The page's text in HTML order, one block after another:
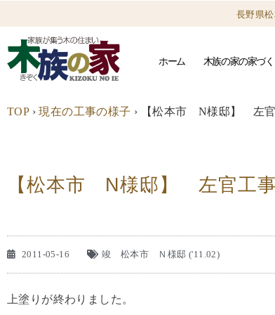
長野県
ホーム 木族の家の家づく
TOP › 現在の工事の様子 › 【松本市 N様邸】 左官
【松本市 N様邸】 左官工
2011-05-16 竣 松本市 Ｎ様邸 ('11.02)
上塗りが終わりました。